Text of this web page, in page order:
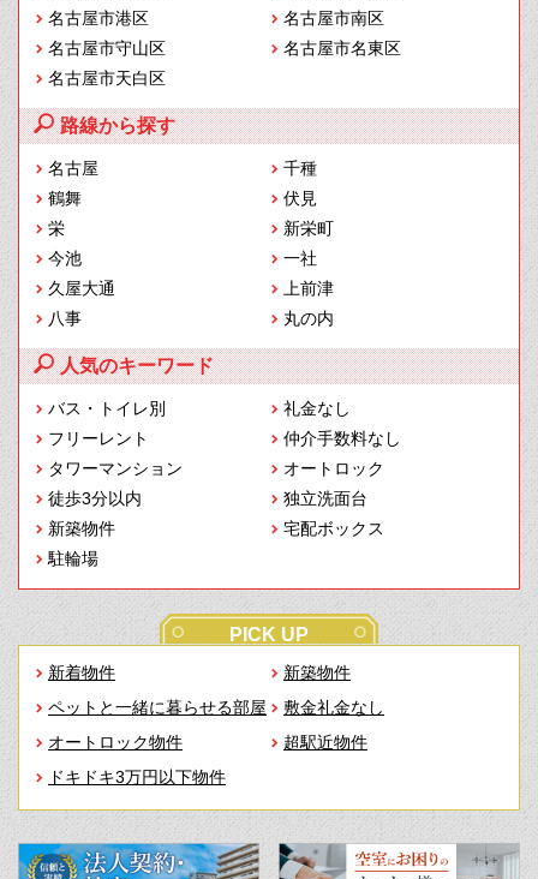
名古屋市港区
名古屋市南区
名古屋市守山区
名古屋市名東区
名古屋市天白区
路線から探す
名古屋
千種
鶴舞
伏見
栄
新栄町
今池
一社
久屋大通
上前津
八事
丸の内
人気のキーワード
バス・トイレ別
礼金なし
フリーレント
仲介手数料なし
タワーマンション
オートロック
徒歩3分以内
独立洗面台
新築物件
宅配ボックス
駐輪場
PICK UP
新着物件
新築物件
ペットと一緒に暮らせる部屋
敷金礼金なし
オートロック物件
超駅近物件
ドキドキ3万円以下物件